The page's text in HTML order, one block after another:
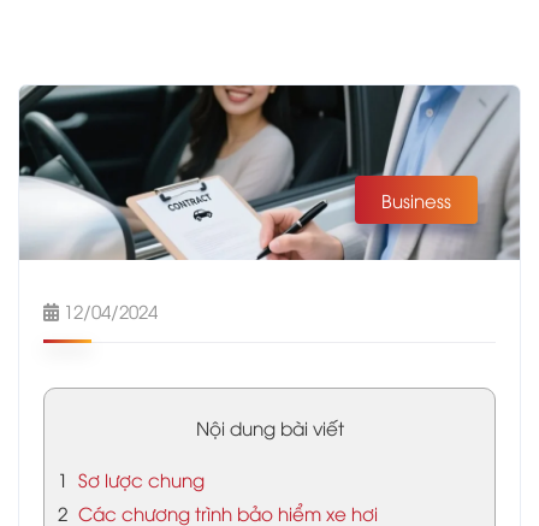
Business
12/04/2024
Nội dung bài viết
1 Sơ lược chung
2 Các chương trình bảo hiểm xe hơi